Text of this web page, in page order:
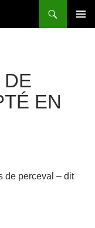
DE
EN
de perceval – dit